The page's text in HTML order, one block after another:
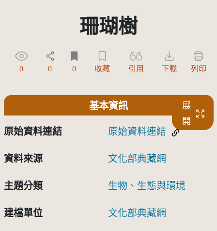
珊瑚樹
0 0 0 收藏 引用 下載 列印
基本資訊
展
開
原始資料連結 原始資料連結
資料來源 文化部典藏網
主題分類 生物、生態與環境
建檔單位 文化部典藏網